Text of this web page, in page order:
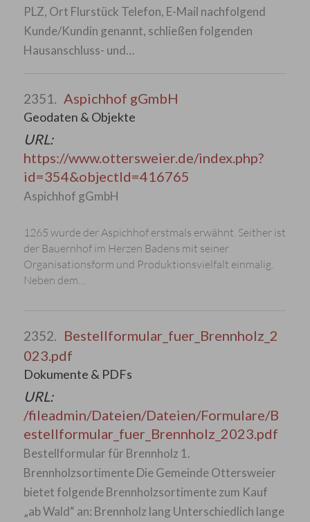
PLZ, Ort Flurstück Telefon, E-Mail nachfolgend
Kunde/Kundin genannt, schließen folgenden
Hausanschluss- und…
2351. Aspichhof gGmbH
Geodaten & Objekte
URL:
https://www.ottersweier.de/index.php?
id=354&objectId=416765
Aspichhof gGmbH
1265 wurde der Aspichhof erstmals erwähnt. Seither ist
der Bauernhof im Herzen Badens mit seiner
Organisationsform und Produktionsvielfalt einmalig.
Neben dem…
2352. Bestellformular_fuer_Brennholz_2
023.pdf
Dokumente & PDFs
URL:
/fileadmin/Dateien/Dateien/Formulare/B
estellformular_fuer_Brennholz_2023.pdf
Bestellformular für Brennholz 1.
Brennholzsortimente Die Gemeinde Ottersweier
bietet folgende Brennholzsortimente zum Kauf
„ab Wald“ an: Brennholz lang Unterschiedlich lange